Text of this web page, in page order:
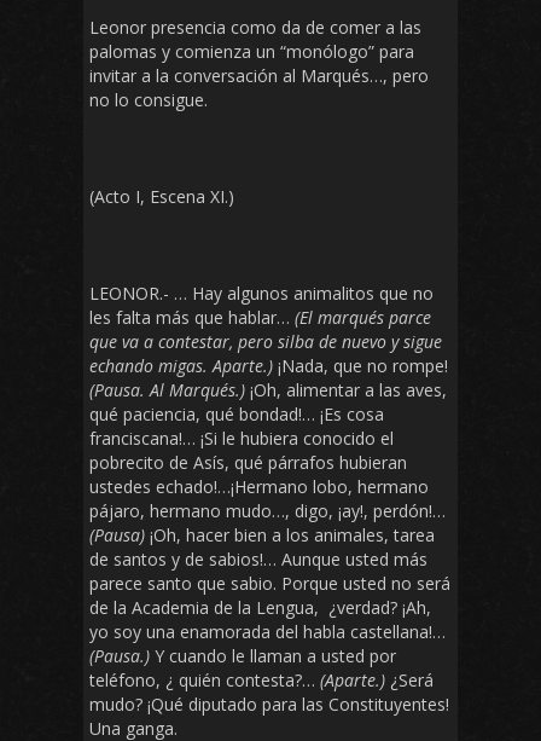
Leonor presencia como da de comer a las
palomas y comienza un “monólogo” para
invitar a la conversación al Marqués…, pero
no lo consigue.
(Acto I, Escena XI.)
LEONOR.- … Hay algunos animalitos que no
les falta más que hablar… (El marqués parce
que va a contestar, pero silba de nuevo y sigue
echando migas. Aparte.) ¡Nada, que no rompe!
(Pausa. Al Marqués.) ¡Oh, alimentar a las aves,
qué paciencia, qué bondad!… ¡Es cosa
franciscana!… ¡Si le hubiera conocido el
pobrecito de Asís, qué párrafos hubieran
ustedes echado!…¡Hermano lobo, hermano
pájaro, hermano mudo…, digo, ¡ay!, perdón!…
(Pausa) ¡Oh, hacer bien a los animales, tarea
de santos y de sabios!… Aunque usted más
parece santo que sabio. Porque usted no será
de la Academia de la Lengua, ¿verdad? ¡Ah,
yo soy una enamorada del habla castellana!…
(Pausa.) Y cuando le llaman a usted por
teléfono, ¿ quién contesta?… (Aparte.) ¿Será
mudo? ¡Qué diputado para las Constituyentes!
Una ganga.